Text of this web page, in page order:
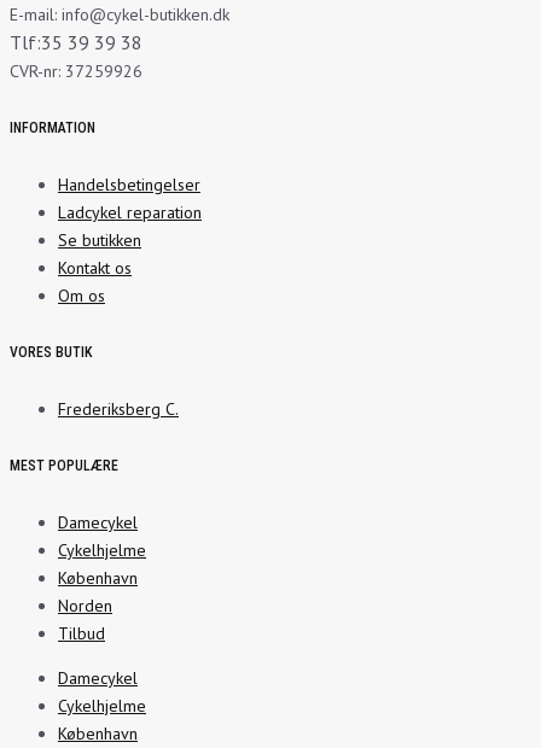
E-mail: info@cykel-butikken.dk
Tlf:35 39 39 38
CVR-nr: 37259926
INFORMATION
Handelsbetingelser
Ladcykel reparation
Se butikken
Kontakt os
Om os
VORES BUTIK
Frederiksberg C.
MEST POPULÆRE
Damecykel
Cykelhjelme
København
Norden
Tilbud
Damecykel
Cykelhjelme
København